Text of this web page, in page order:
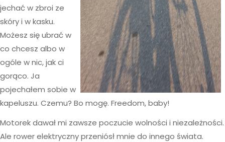
jechać w zbroi ze
skóry i w kasku.
Możesz się ubrać w
co chcesz albo w
ogóle w nic, jak ci
gorąco. Ja
pojechałem sobie w
kapeluszu. Czemu? Bo mogę. Freedom, baby!
Motorek dawał mi zawsze poczucie wolności i niezależności.
Ale rower elektryczny przeniósł mnie do innego świata.